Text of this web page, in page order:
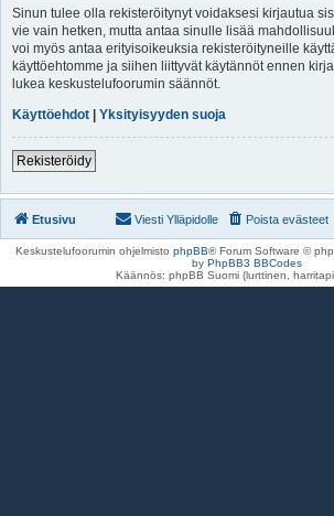
Sinun tulee olla rekisteröitynyt voidaksesi kirjautua
vie vain hetken, mutta antaa sinulle lisää
voi myös antaa erityisoikeuksia rekisteröityneille
käyttöehtomme ja siihen liittyvät käytännöt ennen
lukea keskustelufoorumin säännöt.
Käyttöehdot | Yksityisyyden suoja
Rekisteröidy
Etusivu Poista evästeet
Viesti Ylläpidolle
Keskustelufoorumin ohjelmisto phpBB® Forum Software ©
by PhpBB3 BBCodes
Käännös: phpBB Suomi (lurttinen,